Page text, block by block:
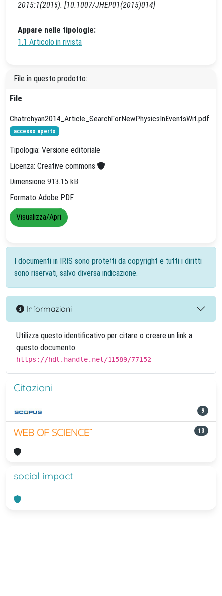
2015:1(2015). [10.1007/JHEP01(2015)014]
Appare nelle tipologie:
1.1 Articolo in rivista
File in questo prodotto:
File
Chatrchyan2014_Article_SearchForNewPhysicsInEventsWit.pdf
accesso aperto
Tipologia: Versione editoriale
Licenza: Creative commons
Dimensione 913.15 kB
Formato Adobe PDF
Visualizza/Apri
I documenti in IRIS sono protetti da copyright e tutti i diritti
sono riservati, salvo diversa indicazione.
Informazioni
Utilizza questo identificativo per citare o creare un link a
questo documento:
https://hdl.handle.net/11589/77152
Citazioni
9
13
social impact